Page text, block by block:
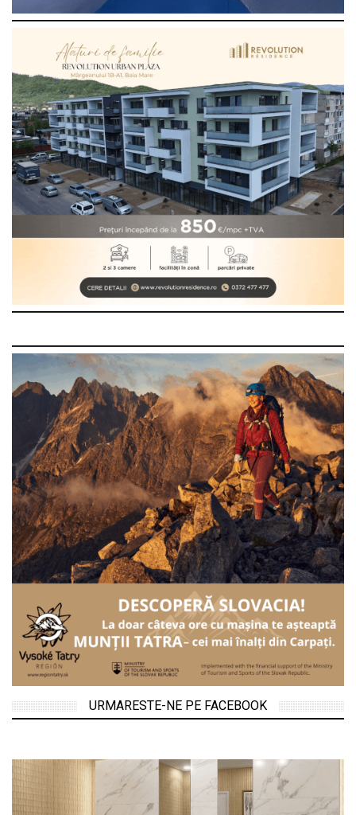
URMARESTE-NE PE FACEBOOK